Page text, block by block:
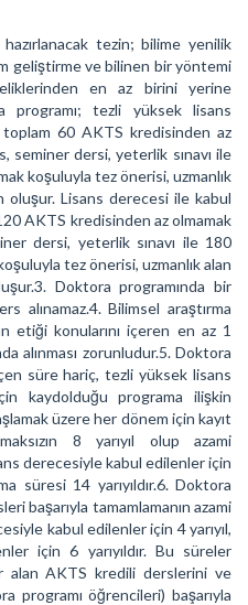
tezin; bilime yenilik
geliştirme ve bilinen bir yöntemi
en az birini yerine
programı; tezli yüksek lisans
60 AKTS kredisinden az
seminer dersi, yeterlik sınavı ile
koşuluyla tez önerisi, uzmanlık
oluşur. Lisans derecesi ile kabul
AKTS kredisinden az olmamak
dersi, yeterlik sınavı ile 180
tez önerisi, uzmanlık alan
Doktora programında bir
alınamaz.4. Bilimsel araştırma
etiği konularını içeren en az 1
alınması zorunludur.5. Doktora
süre hariç, tezli yüksek lisans
kaydolduğu programa ilişkin
üzere her dönem için kayıt
8 yarıyıl olup azami
derecesiyle kabul edilenler için
süresi 14 yarıyıldır.6. Doktora
başarıyla tamamlamanın azami
kabul edilenler için 4 yarıyıl,
için 6 yarıyıldır. Bu süreler
alan AKTS kredili derslerini ve
programı öğrencileri) başarıyla